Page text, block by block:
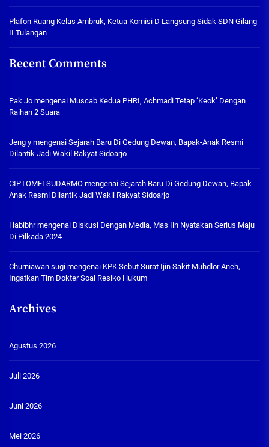
Plafon Ruang Kelas Ambruk, Ketua Komisi D Langsung Sidak SDN Gilang
II Tulangan
Recent Comments
Pak Jo mengenai Muscab Kedua PHRI, Achmadi Tetap ‘Keok’ Dengan
Raihan 2 Suara
Jeng y mengenai Sejarah Baru Di Gedung Dewan, Bapak-Anak Resmi
Dilantik Jadi Wakil Rakyat Sidoarjo
CIPTOMEI SUDARMO mengenai Sejarah Baru Di Gedung Dewan, Bapak-
Anak Resmi Dilantik Jadi Wakil Rakyat Sidoarjo
Habibhrmengenai Diskusi Dengan Media, Mas Iin Nyatakan Serius Maju
Di Pilkada 2024
Churniawan sugi mengenai KPK Sebut Surat Ijin Sakit Muhdlor Aneh,
Ingatkan Tim Dokter Soal Resiko Hukum
Archives
Agustus 2026
Juli 2026
Juni 2026
Mei 2026